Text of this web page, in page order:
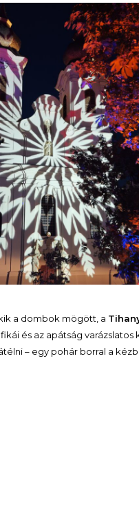
a dombok mögött, a
és az apátság
– egy pohár borral a